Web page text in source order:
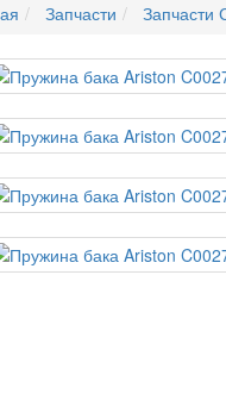
Запчасти Запчасти